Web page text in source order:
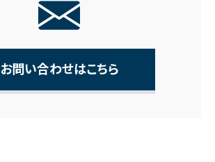
お問い合わせはこちら